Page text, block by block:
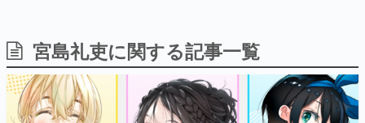
「経験値」「裏技」「ラスボス」… ゲームにまつわる言葉
の起源や用法の変遷を、コンピューター文化史研究家・タ
イニーP氏が徹底調査。
カテゴリ